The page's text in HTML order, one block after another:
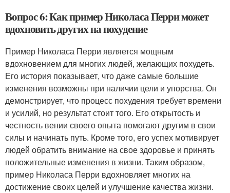
Вопрос 6: Как пример Николаса Перри может
вдохновить других на похудение
Пример Николаса Перри является мощным
вдохновением для многих людей, желающих похудеть.
Его история показывает, что даже самые большие
изменения возможны при наличии цели и упорства. Он
демонстрирует, что процесс похудения требует времени
и усилий, но результат стоит того. Его открытость и
честность вении своего опыта помогают другим в свои
силы и начинать путь. Кроме того, его успех мотивирует
людей обратить внимание на свое здоровье и принять
положительные изменения в жизни. Таким образом,
пример Николаса Перри вдохновляет многих на
достижение своих целей и улучшение качества жизни.